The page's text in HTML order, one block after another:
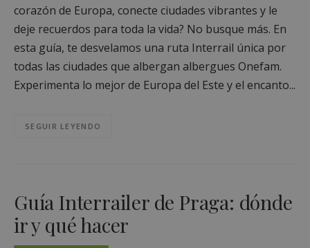
corazón de Europa, conecte ciudades vibrantes y le
deje recuerdos para toda la vida? No busque más. En
esta guía, te desvelamos una ruta Interrail única por
todas las ciudades que albergan albergues Onefam.
Experimenta lo mejor de Europa del Este y el encanto...
SEGUIR LEYENDO
Guía Interrailer de Praga: dónde
ir y qué hacer